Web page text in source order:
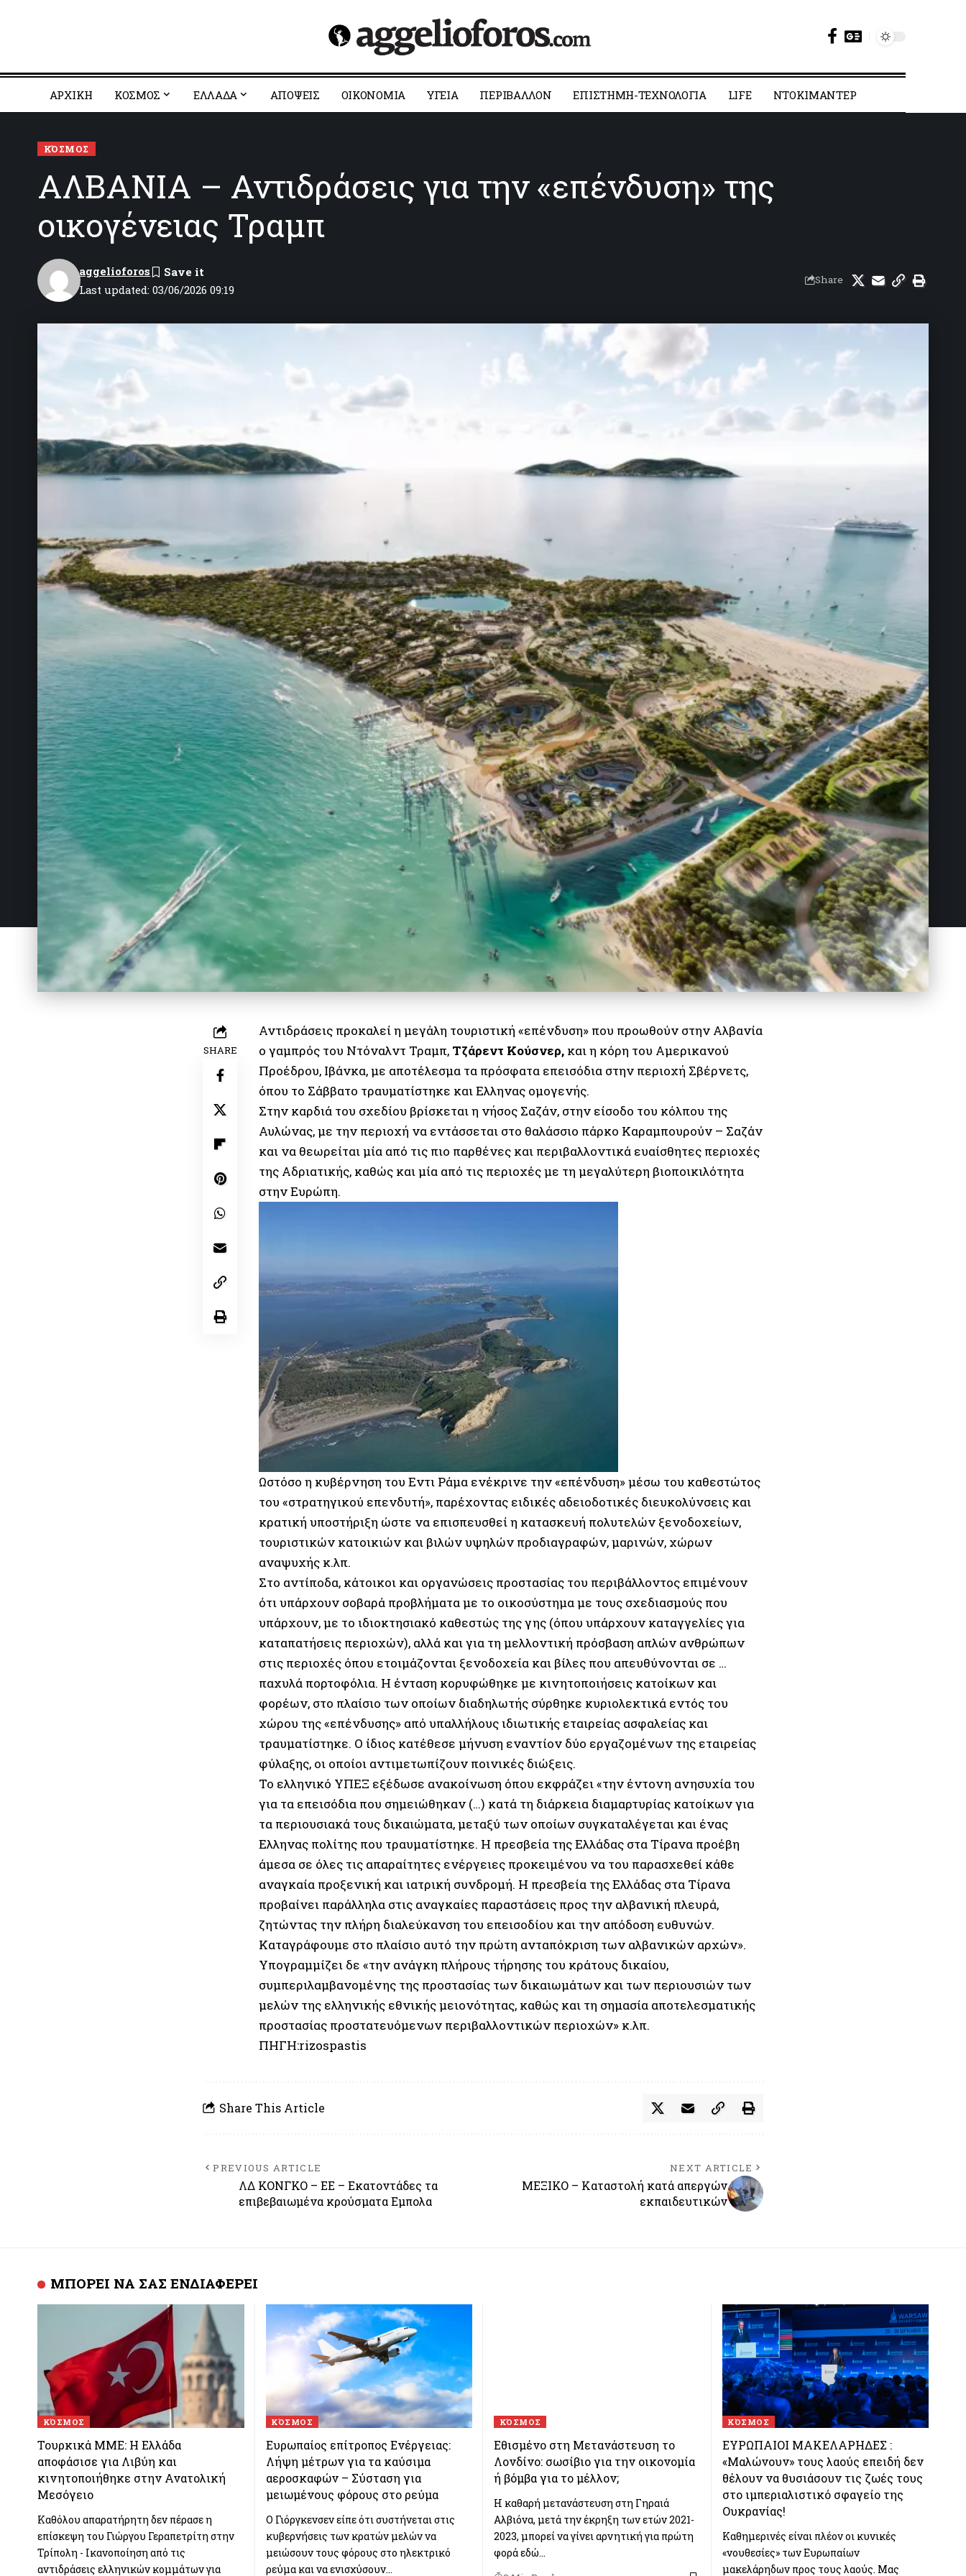
ΑΡΧΙΚΗ ΚΟΣΜΟΣ EΛΛΑΔΑ ΑΠΟΨΕΙΣ ΟΙΚΟΝΟΜΙΑ YΓΕΙΑ ΠΕΡΙΒΑΛΛΟΝ ΕΠΙΣΤΗΜΗ-ΤΕΧΝΟΛΟΓΙΑ LIFE ΝΤΟΚΙΜΑΝΤΕΡ
ΚΌΣΜΟΣ
ΑΛΒΑΝΙΑ – Αντιδράσεις για την «επένδυση» της
οικογένειας Τραμπ
Last updated: 03/06/2026 09:19
aggelioforos
Share
SHARE
Αντιδράσεις προκαλεί η μεγάλη τουριστική «επένδυση» που προωθούν στην Αλβανία
ο γαμπρός του Ντόναλντ Τραμπ, Τζάρεντ Κούσνερ, και η κόρη του Αμερικανού
Προέδρου, Ιβάνκα, με αποτέλεσμα τα πρόσφατα επεισόδια στην περιοχή Σβέρνετς,
όπου το Σάββατο τραυματίστηκε και Ελληνας ομογενής.
Στην καρδιά του σχεδίου βρίσκεται η νήσος Σαζάν, στην είσοδο του κόλπου της
Αυλώνας, με την περιοχή να εντάσσεται στο θαλάσσιο πάρκο Καραμπουρούν – Σαζάν
και να θεωρείται μία από τις πιο παρθένες και περιβαλλοντικά ευαίσθητες περιοχές
της Αδριατικής, καθώς και μία από τις περιοχές με τη μεγαλύτερη βιοποικιλότητα
στην Ευρώπη.
Ωστόσο η κυβέρνηση του Εντι Ράμα ενέκρινε την «επένδυση» μέσω του καθεστώτος
του «στρατηγικού επενδυτή», παρέχοντας ειδικές αδειοδοτικές διευκολύνσεις και
κρατική υποστήριξη ώστε να επισπευσθεί η κατασκευή πολυτελών ξενοδοχείων,
τουριστικών κατοικιών και βιλών υψηλών προδιαγραφών, μαρινών, χώρων
αναψυχής κ.λπ.
Στο αντίποδα, κάτοικοι και οργανώσεις προστασίας του περιβάλλοντος επιμένουν
ότι υπάρχουν σοβαρά προβλήματα με το οικοσύστημα με τους σχεδιασμούς που
υπάρχουν, με το ιδιοκτησιακό καθεστώς της γης (όπου υπάρχουν καταγγελίες για
καταπατήσεις περιοχών), αλλά και για τη μελλοντική πρόσβαση απλών ανθρώπων
στις περιοχές όπου ετοιμάζονται ξενοδοχεία και βίλες που απευθύνονται σε …
παχυλά πορτοφόλια. Η ένταση κορυφώθηκε με κινητοποιήσεις κατοίκων και
φορέων, στο πλαίσιο των οποίων διαδηλωτής σύρθηκε κυριολεκτικά εντός του
χώρου της «επένδυσης» από υπαλλήλους ιδιωτικής εταιρείας ασφαλείας και
τραυματίστηκε. Ο ίδιος κατέθεσε μήνυση εναντίον δύο εργαζομένων της εταιρείας
φύλαξης, οι οποίοι αντιμετωπίζουν ποινικές διώξεις.
Το ελληνικό ΥΠΕΞ εξέδωσε ανακοίνωση όπου εκφράζει «την έντονη ανησυχία του
για τα επεισόδια που σημειώθηκαν (…) κατά τη διάρκεια διαμαρτυρίας κατοίκων για
τα περιουσιακά τους δικαιώματα, μεταξύ των οποίων συγκαταλέγεται και ένας
Ελληνας πολίτης που τραυματίστηκε. Η πρεσβεία της Ελλάδας στα Τίρανα προέβη
άμεσα σε όλες τις απαραίτητες ενέργειες προκειμένου να του παρασχεθεί κάθε
αναγκαία προξενική και ιατρική συνδρομή. Η πρεσβεία της Ελλάδας στα Τίρανα
προβαίνει παράλληλα στις αναγκαίες παραστάσεις προς την αλβανική πλευρά,
ζητώντας την πλήρη διαλεύκανση του επεισοδίου και την απόδοση ευθυνών.
Καταγράφουμε στο πλαίσιο αυτό την πρώτη ανταπόκριση των αλβανικών αρχών».
Υπογραμμίζει δε «την ανάγκη πλήρους τήρησης του κράτους δικαίου,
συμπεριλαμβανομένης της προστασίας των δικαιωμάτων και των περιουσιών των
μελών της ελληνικής εθνικής μειονότητας, καθώς και τη σημασία αποτελεσματικής
προστασίας προστατευόμενων περιβαλλοντικών περιοχών» κ.λπ.
ΠΗΓΗ:rizospastis
Share This Article
PREVIOUS ARTICLE
ΛΔ ΚΟΝΓΚΟ – ΕΕ – Εκατοντάδες τα
επιβεβαιωμένα κρούσματα Εμπολα
NEXT ARTICLE
ΜΕΞΙΚΟ – Καταστολή κατά απεργών
εκπαιδευτικών
ΜΠΟΡΕΙ ΝΑ ΣΑΣ ΕΝΔΙΑΦΕΡΕΙ
ΚΌΣΜΟΣ
Τουρκικά ΜΜΕ: Η Ελλάδα
αποφάσισε για Λιβύη και
κινητοποιήθηκε στην Ανατολική
Μεσόγειο
Καθόλου απαρατήρητη δεν πέρασε η
επίσκεψη του Γιώργου Γεραπετρίτη στην
Τρίπολη - Ικανοποίηση από τις
αντιδράσεις ελληνικών κομμάτων για
ΚΌΣΜΟΣ
Ευρωπαίος επίτροπος Ενέργειας:
Λήψη μέτρων για τα καύσιμα
αεροσκαφών – Σύσταση για
μειωμένους φόρους στο ρεύμα
Ο Γιόργκενσεν είπε ότι συστήνεται στις
κυβερνήσεις των κρατών μελών να
μειώσουν τους φόρους στο ηλεκτρικό
ρεύμα και να ενισχύσουν…
ΚΌΣΜΟΣ
Εθισμένο στη Μετανάστευση το
Λονδίνο: σωσίβιο για την οικονομία
ή βόμβα για το μέλλον;
H καθαρή μετανάστευση στη Γηραιά
Αλβιόνα, μετά την έκρηξη των ετών 2021-
2023, μπορεί να γίνει αρνητική για πρώτη
φορά εδώ…
ΚΌΣΜΟΣ
ΕΥΡΩΠΑΙΟΙ ΜΑΚΕΛΑΡΗΔΕΣ :
«Μαλώνουν» τους λαούς επειδή δεν
θέλουν να θυσιάσουν τις ζωές τους
στο ιμπεριαλιστικό σφαγείο της
Ουκρανίας!
Καθημερινές είναι πλέον οι κυνικές
«νουθεσίες» των Ευρωπαίων
μακελάρηδων προς τους λαούς. Μας